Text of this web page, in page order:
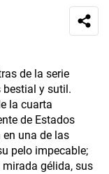
de la serie
bestial y sutil.
la cuarta
de Estados
en una de las
pelo impecable;
gélida, sus